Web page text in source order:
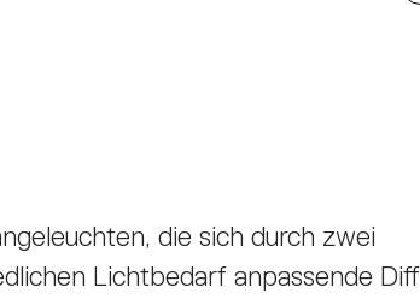
die sich durch zwei
Lichtbedarf anpassende